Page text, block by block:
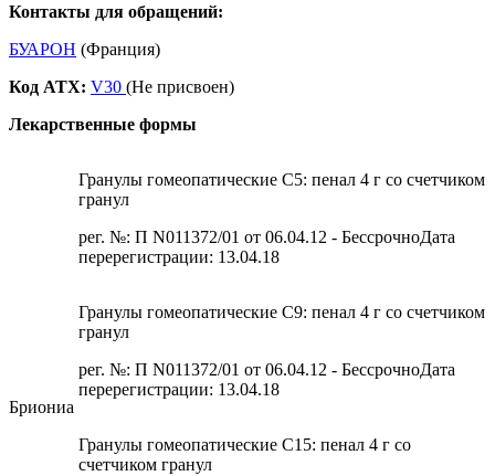
Контакты для обращений:
БУАРОН (Франция)
Код ATX: V30 (Не присвоен)
Лекарственные формы
Бриониа
Гранулы гомеопатические C5: пенал 4 г со счетчиком
гранул
рег. №: П N011372/01 от 06.04.12 - БессрочноДата
перерегистрации: 13.04.18
Гранулы гомеопатические C9: пенал 4 г со счетчиком
гранул
рег. №: П N011372/01 от 06.04.12 - БессрочноДата
перерегистрации: 13.04.18
Гранулы гомеопатические C15: пенал 4 г со
счетчиком гранул